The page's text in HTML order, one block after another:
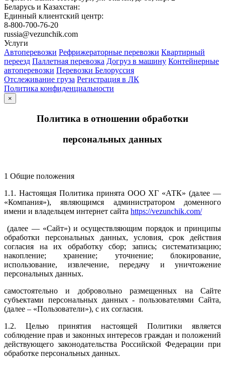
Беларусь и Казахстан:
Единный клиентский центр:
8-800-700-76-20
russia@vezunchik.com
Услуги
Автоперевозки Рефрижераторные перевозки Квартирный
переезд Паллетная перевозка Догруз в машину Контейнерные
автоперевозки Перевозки Белоруссия
Отслеживание груза Регистрация в ЛК
Политика конфиденциальности
×
Политика в отношении обработки
персональных данных
1 Общие положения
1.1. Настоящая Политика принята ООО ХГ «АТК» (далее —
«Компания»), являющимся администратором доменного
имени и владельцем интернет сайта https://vezunchik.com/
(далее — «Сайт») и осуществляющим порядок и принципы
обработки персональных данных, условия, срок действия
согласия на их обработку сбор; запись; систематизацию;
накопление; хранение; уточнение; блокирование,
использование, извлечение, передачу и уничтожение
персональных данных.
самостоятельно и добровольно размещенных на Сайте
субъектами персональных данных - пользователями Сайта,
(далее – «Пользователи»), с их согласия.
1.2. Целью принятия настоящей Политики является
соблюдение прав и законных интересов граждан и положений
действующего законодательства Российской Федерации при
обработке персональных данных.